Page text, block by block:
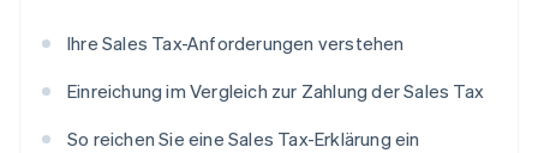
Ihre Sales Tax-Anforderungen verstehen
Einreichung im Vergleich zur Zahlung der Sales Tax
So reichen Sie eine Sales Tax-Erklärung ein